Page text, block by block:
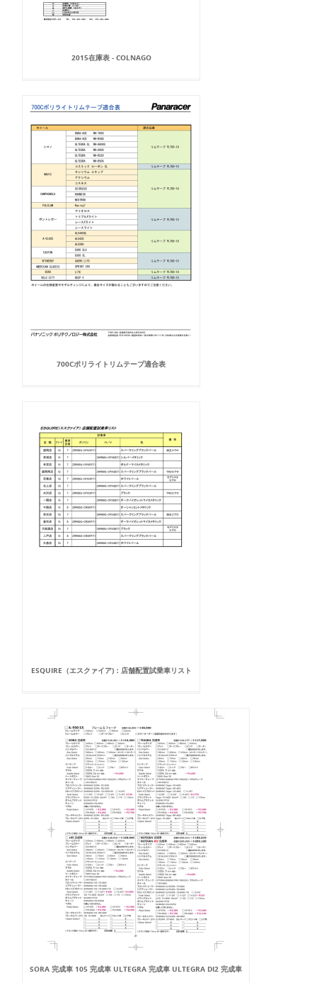
2015在庫表 - COLNAGO
700Cポリライトリムテープ適合表
ESQUIRE（エスクァイア)：店舗配置試乗車リスト
SORA 完成車 105 完成車 ULTEGRA 完成車 ULTEGRA DI2 完成車